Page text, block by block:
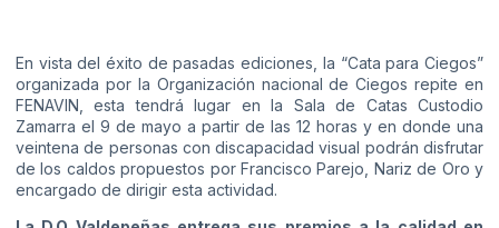
En vista del éxito de pasadas ediciones, la “Cata para Ciegos”
organizada por la Organización nacional de Ciegos repite en
FENAVIN, esta tendrá lugar en la Sala de Catas Custodio
Zamarra el 9 de mayo a partir de las 12 horas y en donde una
veintena de personas con discapacidad visual podrán disfrutar
de los caldos propuestos por Francisco Parejo, Nariz de Oro y
encargado de dirigir esta actividad.